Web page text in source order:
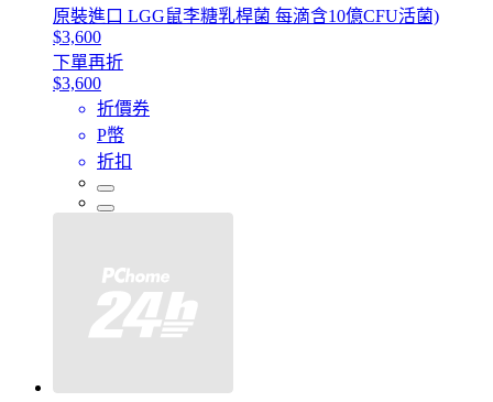
原裝進口 LGG鼠李糖乳桿菌 每滴含10億CFU活菌)
$3,600
下單再折
$3,600
折價券
P幣
折扣